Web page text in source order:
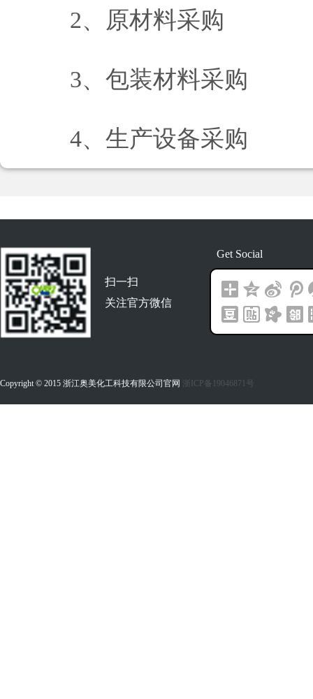
2、原材料采购
3、包装材料采购
4、生产设备采购
扫一扫
关注官方微信
Get Social
Copyright © 2015 浙江奥美化工科技有限公司官网 浙ICP备19046871号